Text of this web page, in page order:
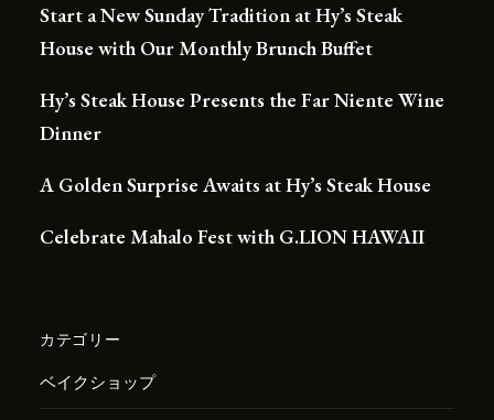
Start a New Sunday Tradition at Hy’s Steak
House with Our Monthly Brunch Buffet
Hy’s Steak House Presents the Far Niente Wine
Dinner
A Golden Surprise Awaits at Hy’s Steak House
Celebrate Mahalo Fest with G.LION HAWAII
カテゴリー
ベイクショップ